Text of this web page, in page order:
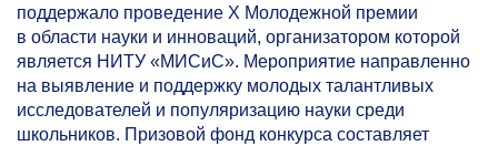
поддержало проведение X Молодежной премии
в области науки и инноваций, организатором которой
является НИТУ «МИСиС». Мероприятие направленно
на выявление и поддержку молодых талантливых
исследователей и популяризацию науки среди
школьников. Призовой фонд конкурса составляет